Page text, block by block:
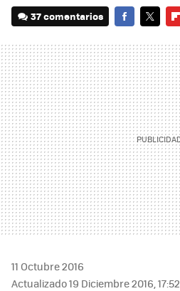
37 comentarios
11 Octubre 2016
Actualizado 19 Diciembre 2016, 17:52